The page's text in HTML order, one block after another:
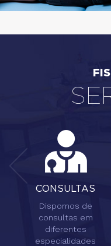
CONSULTAS
Dispomos de
consultas em
diferentes
especialidades